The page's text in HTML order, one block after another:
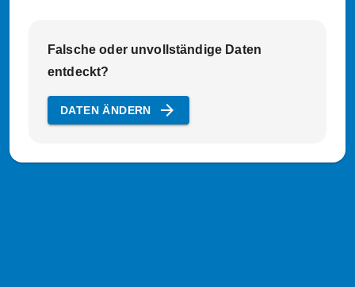
Falsche oder unvollständige Daten
entdeckt?
arrow_forward
DATEN ÄNDERN